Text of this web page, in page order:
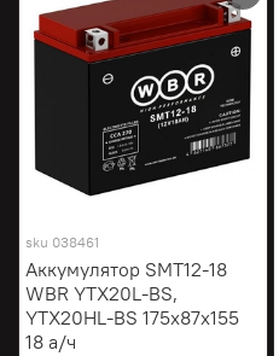
sku 038461
Аккумулятор SMT12-18
WBR YTX20L-BS,
YTX20HL-BS 175х87х155
18 а/ч